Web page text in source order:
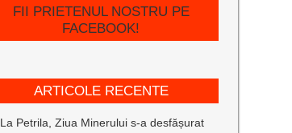
FII PRIETENUL NOSTRU PE
FACEBOOK!
ARTICOLE RECENTE
La Petrila, Ziua Minerului s-a desfășurat